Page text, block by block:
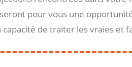
pour vous une
capacité de traiter les vraies et